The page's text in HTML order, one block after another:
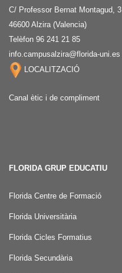
C/ Professor Bernat Montagud, 3
46600 Alzira (Valencia)
Telèfon 96 241 21 85
info.campusalzira@florida-uni.es
LOCALITZACIÓ
Canal ètic i de compliment
FLORIDA GRUP EDUCATIU
Florida Centre de Formació
Florida Universitària
Florida Cicles Formatius
Florida Secundària